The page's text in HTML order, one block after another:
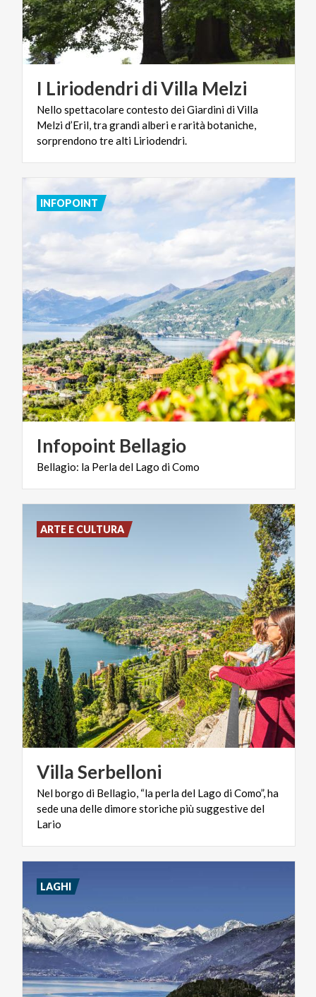
I Liriodendri diVilla Melzi
Nello spettacolare contesto dei Giardini di Villa
Melzi d’Eril, tra grandi alberi e rarità botaniche,
sorprendono tre alti Liriodendri.
Infopoint Bellagio
Bellagio: la Perladel Lago diComo
INFOPOINT
VillaSerbelloni
Nel borgo di Bellagio, “la perla del Lago di Como”, ha
sede una delle dimore storiche più suggestive del
Lario
ARTE E CULTURA
LAGHI